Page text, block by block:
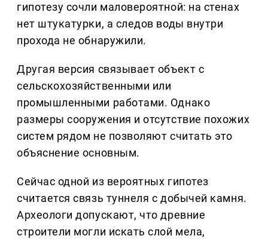
гипотезу сочли маловероятной: на стенах
нет штукатурки, а следов воды внутри
прохода не обнаружили.
Другая версия связывает объект с
сельскохозяйственными или
промышленными работами. Однако
размеры сооружения и отсутствие похожих
систем рядом не позволяют считать это
объяснение основным.
Сейчас одной из вероятных гипотез
считается связь туннеля с добычей камня.
Археологи допускают, что древние
строители могли искать слой мела,